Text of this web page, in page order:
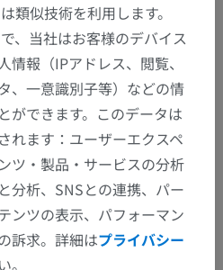
小坐骨孔
部位には下位構造がありま
類似技術を利用します。
、当社はお客様のデバイス
情報（IPアドレス、閲覧、
、一意識別子等）などの情
ができます。このデータは
れます：ユーザーエクスペ
ツ・製品・サービスの分析
分析、SNSとの連携、パー
ンツの表示、パフォーマン
訴求。詳細はプライバシー
。